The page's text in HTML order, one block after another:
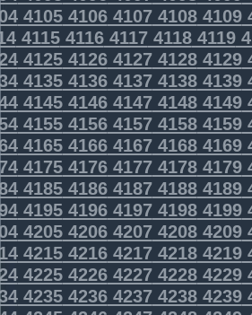
41054106410741084109
41154116411741184119
41254126412741284129
41354136413741384139
41454146414741484149
41554156415741584159
41654166416741684169
41754176417741784179
41854186418741884189
41954196419741984199
42054206420742084209
42154216421742184219
42254226422742284229
42354236423742384239